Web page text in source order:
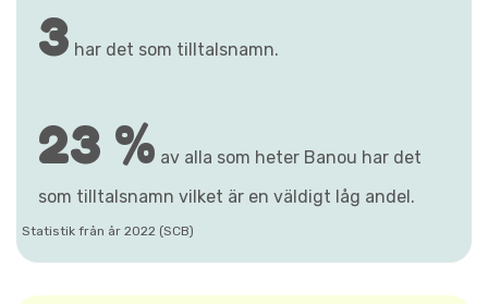
3 har det som tilltalsnamn.
23 % av alla som heter Banou har det
som tilltalsnamn vilket är en väldigt låg andel.
Statistik från år 2022 (SCB)